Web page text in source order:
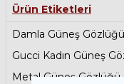
Ürün Etiketleri
Damla Güneş Gözlüğü
Gucci Kadın Güneş
Metal Güneş Gözlüğü